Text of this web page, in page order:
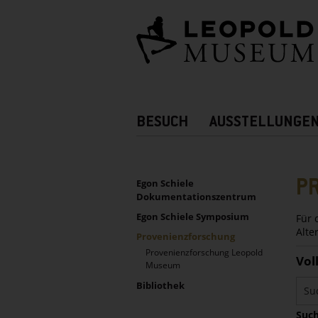
Hauptnavigation
BESUCH AUSSTELLUNGEN
Sidebar
UNTERNAVIGATION
Egon Schiele
Dokumentationszentrum
Egon Schiele Symposium
Provenienzforschung
Provenienzforschung Leopold
Museum
Bibliothek
Für